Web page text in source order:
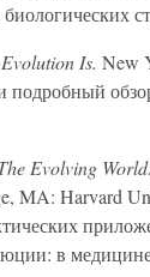
Is. New
подробный
Evolving
MA: Harvard
в